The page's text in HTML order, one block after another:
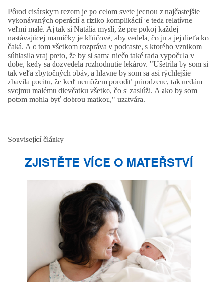
Pôrod cisárskym rezom je po celom svete jednou z najčastejšie
vykonávaných operácií a riziko komplikácií je teda relatívne
veľmi malé. Aj tak si Natália myslí, že pre pokoj každej
nastávajúcej mamičky je kľúčové, aby vedela, čo ju a jej dieťatko
čaká. A o tom všetkom rozpráva v podcaste, s ktorého vznikom
súhlasila vraj preto, že by si sama niečo také rada vypočula v
dobe, kedy sa dozvedela rozhodnutie lekárov. "Ušetrila by som si
tak veľa zbytočných obáv, a hlavne by som sa asi rýchlejšie
zbavila pocitu, že keď nemôžem porodiť prirodzene, tak nedám
svojmu malému dievčatku všetko, čo si zaslúži. A ako by som
potom mohla byť dobrou matkou," uzatvára.
Související články
ZJISTĚTE VÍCE O MATEŘSTVÍ